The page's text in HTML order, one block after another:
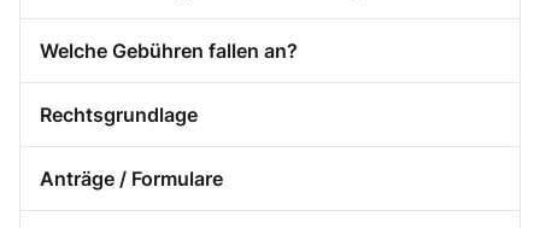
Welche Gebühren fallen an?
Rechtsgrundlage
Anträge / Formulare